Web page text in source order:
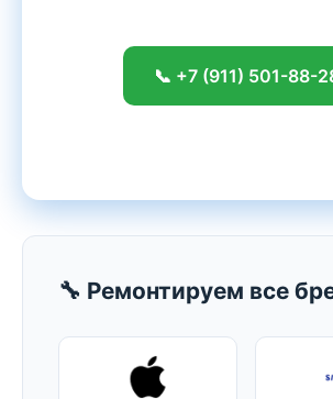
📞 +7 (911) 501-88-
🔧 Ремонтируем все